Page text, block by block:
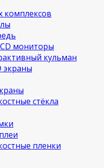
комплексов
мониторы
кульман
экраны
стёкла
пленки